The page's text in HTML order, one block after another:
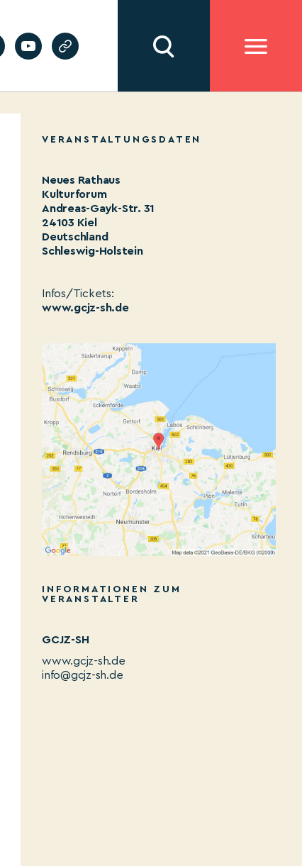
VERANSTALTUNGSDATEN
Neues Rathaus
Kulturforum
Andreas-Gayk-Str. 31
24103 Kiel
Deutschland
Schleswig-Holstein
Infos/Tickets:
www.gcjz-sh.de
INFORMATIONEN ZUM
VERANSTALTER
GCJZ-SH
www.gcjz-sh.de
info@gcjz-sh.de